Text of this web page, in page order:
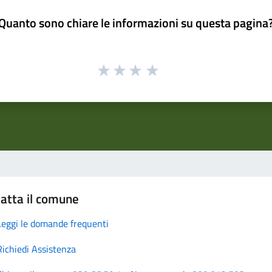
sono chiare le informazioni su questa
il comune
le domande frequenti
Assistenza